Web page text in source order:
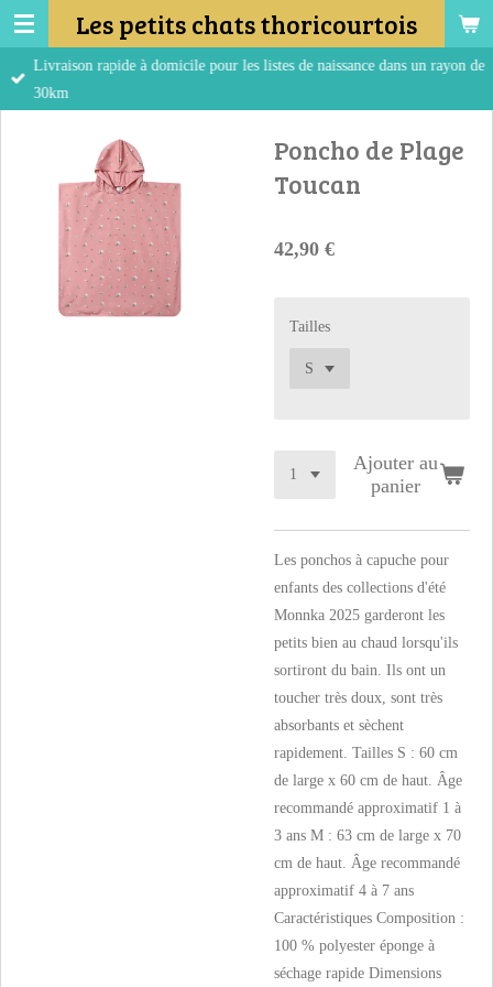
Passer
au
contenu
Les petits chats thoricourtois
Livraison rapide à domicile pour les listes de naissance dans un rayon de
30km
Poncho de Plage
Toucan
42,90 €
Tailles
Ajouter au
panier
Les ponchos à capuche pour
enfants des collections d'été
Monnka 2025 garderont les
petits bien au chaud lorsqu'ils
sortiront du bain. Ils ont un
toucher très doux, sont très
absorbants et sèchent
rapidement. Tailles S : 60 cm
de large x 60 cm de haut. Âge
recommandé approximatif 1 à
3 ans M : 63 cm de large x 70
cm de haut. Âge recommandé
approximatif 4 à 7 ans
Caractéristiques Composition :
100 % polyester éponge à
séchage rapide Dimensions